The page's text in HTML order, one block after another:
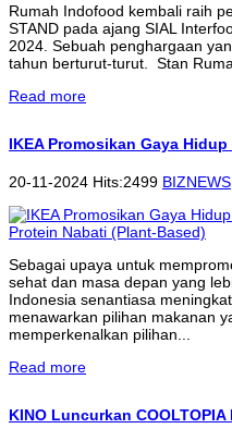
Rumah Indofood kembali raih
STAND pada ajang SIAL
2024. Sebuah penghargaan
tahun berturut-turut. Stan
Read more
IKEA Promosikan Gaya
20-11-2024 Hits:2499 BIZNEWS
Sebagai upaya untuk
sehat dan masa depan yang
Indonesia senantiasa
menawarkan pilihan makanan
memperkenalkan pilihan...
Read more
KINO Luncurkan